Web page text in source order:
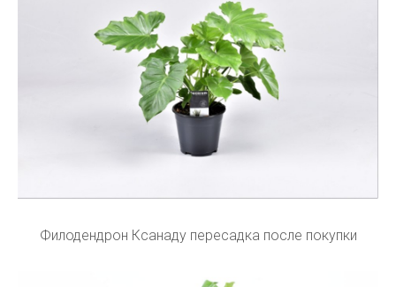
Филодендрон Ксанаду пересадка после покупки